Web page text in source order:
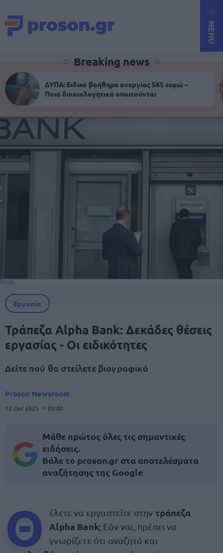
MENU
Breaking news
ΔΥΠΑ: Ειδικό βοήθημα ανεργίας 565 ευρώ –
Ποια δικαιολογητικά απαιτούνται
Εργασία
Τράπεζα Alpha Bank: Δεκάδες θέσεις
εργασίας - Οι ειδικότητες
Δείτε πού θα στείλετε βιογραφικό
Proson Newsroom
12 Οκτ 2025 05:00
Μάθε πρώτος όλες τις σημαντικές
ειδήσεις.
Βάλε το proson.gr στα αποτελέσματα
αναζήτησης της Google
Θ έλετε να εργαστείτε στην τράπεζα
Alpha Bank; Εάν ναι, πρέπει να
γνωρίζετε ότι αναζητά και